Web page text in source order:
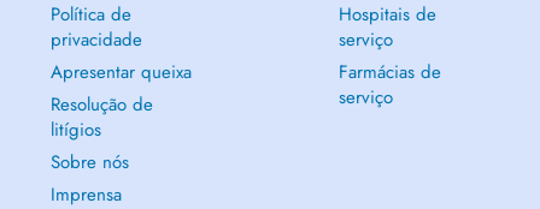
Política de
privacidade
Apresentar queixa
Resolução de
litígios
Sobre nós
Imprensa
Hospitais de
serviço
Farmácias de
serviço